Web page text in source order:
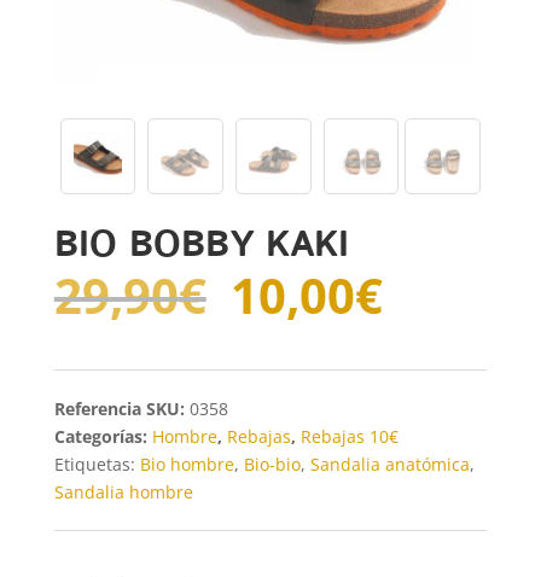
BIO BOBBY KAKI
29,90€ El
precio
era:
10,00€El
precio
es:
SKU: 0358
Categorías: Hombre, Rebajas, Rebajas 10€
Etiquetas: Bio hombre, Bio-bio, Sandalia anatómica,
Sandalia hombre